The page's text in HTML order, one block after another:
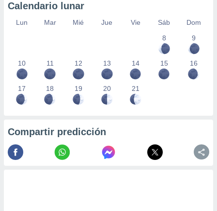
Calendario lunar
Lun Mar Mié Jue Vie Sáb
Dom
8
9
10 11 12 13 14 15 16
17 18 19 20 21
Compartir predicción